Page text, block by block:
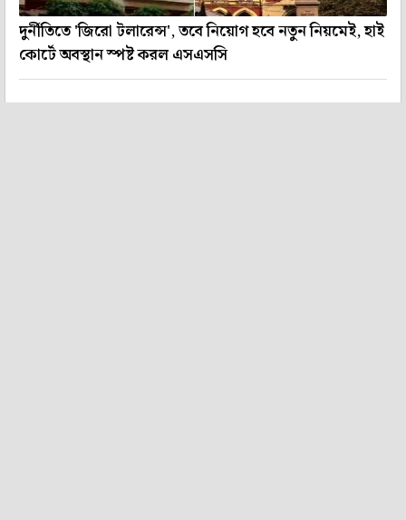
দুর্নীতিতে 'জিরো টলারেন্স', তবে নিয়োগ হবে নতুন নিয়মেই, হাই
কোর্টে অবস্থান স্পষ্ট করল এসএসসি